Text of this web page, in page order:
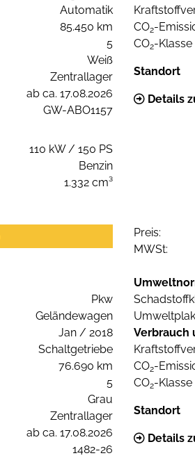
Automatik
85.450 km
5
Weiß
Zentrallager
ab ca. 17.08.2026
GW-ABO1157
110 kW / 150 PS
Benzin
1.332 cm³
CO2-
CO2-Klasse
Standort
Details
Preis:
MWSt:
Pkw
Geländewagen
Jan / 2018
Schaltgetriebe
76.690 km
5
Grau
Zentrallager
ab ca. 17.08.2026
1482-26
Verbrauch
CO2-
CO2-Klasse
Standort
Details